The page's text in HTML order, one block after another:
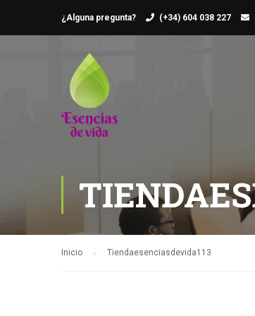
¿Alguna pregunta? (+34) 604 038 227
Inicio Tiendaesenciasdevida113